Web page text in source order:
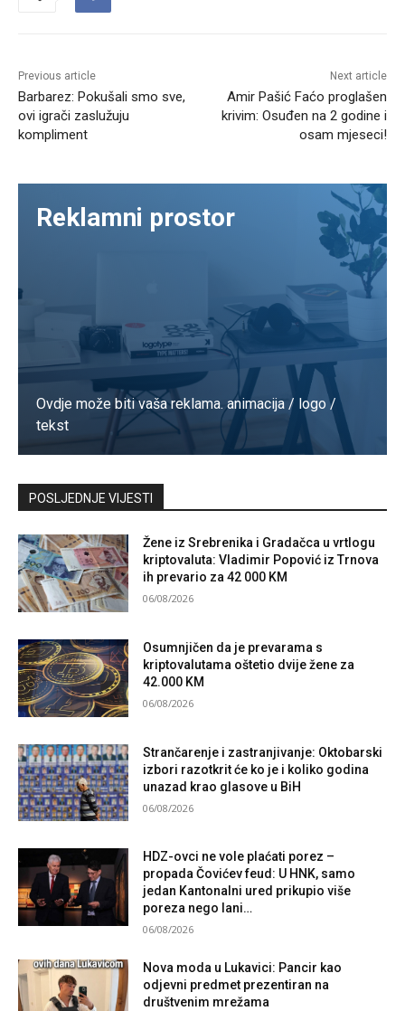
Previous article
Barbarez: Pokušali smo sve,
ovi igrači zaslužuju
kompliment
Next article
Amir Pašić Faćo proglašen
krivim: Osuđen na 2 godine i
osam mjeseci!
Reklamni prostor
Ovdje može biti vaša reklama. animacija / logo /
tekst
Kontaktirajte nas
POSLJEDNJE VIJESTI
Žene iz Srebrenika i Gradačca u vrtlogu
kriptovaluta: Vladimir Popović iz Trnova
ih prevario za 42 000 KM
06/08/2026
Osumnjičen da je prevarama s
kriptovalutama oštetio dvije žene za
42.000 KM
06/08/2026
Strančarenje i zastranjivanje: Oktobarski
izbori razotkrit će ko je i koliko godina
unazad krao glasove u BiH
06/08/2026
HDZ-ovci ne vole plaćati porez –
propada Čovićev feud: U HNK, samo
jedan Kantonalni ured prikupio više
poreza nego lani…
06/08/2026
Nova moda u Lukavici: Pancir kao
odjevni predmet prezentiran na
društvenim mrežama